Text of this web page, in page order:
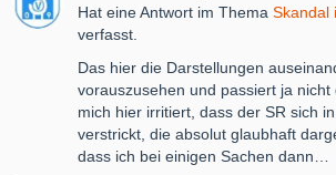
Hat eine Antwort im Thema Skandal
verfasst.
Das hier die Darstellungen
vorauszusehen und passiert ja nicht
mich hier irritiert, dass der SR sich
verstrickt, die absolut glaubhaft
dass ich bei einigen Sachen dann…